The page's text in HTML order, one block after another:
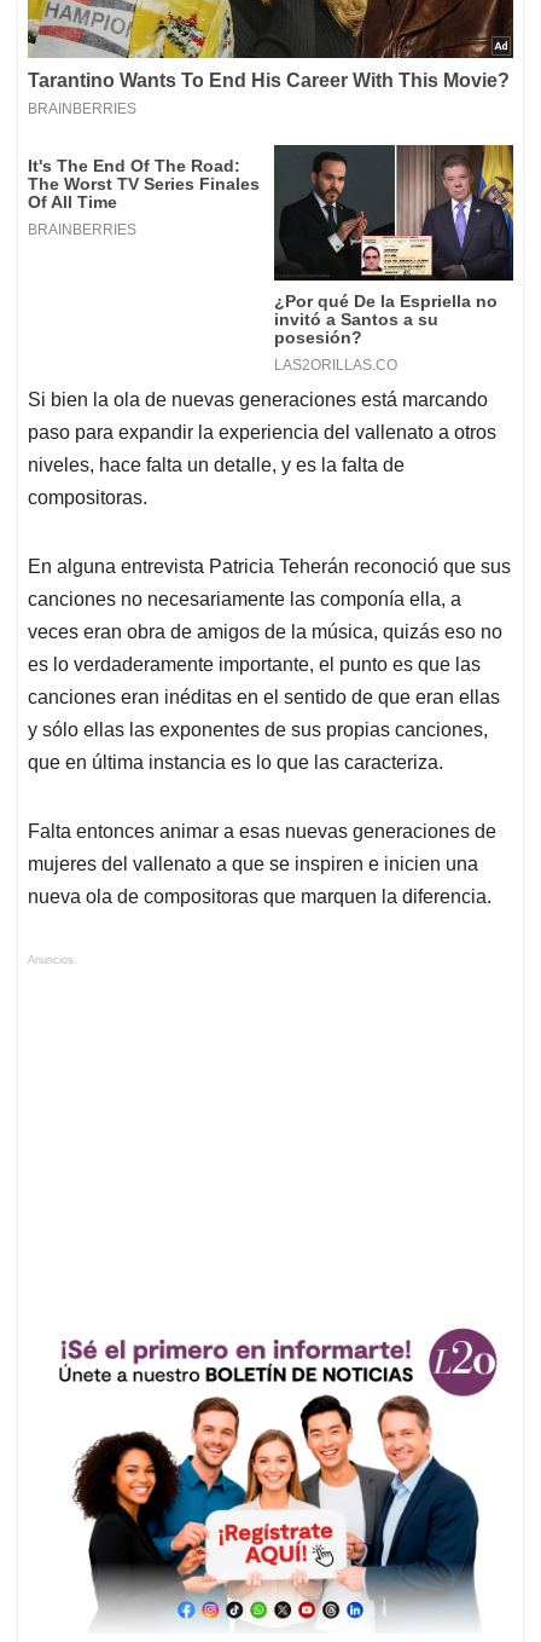
Si bien la ola de nuevas generaciones está marcando
paso para expandir la experiencia del vallenato a otros
niveles, hace falta un detalle, y es la falta de
compositoras.
En alguna entrevista Patricia Teherán reconoció que sus
canciones no necesariamente las componía ella, a
veces eran obra de amigos de la música, quizás eso no
es lo verdaderamente importante, el punto es que las
canciones eran inéditas en el sentido de que eran ellas
y sólo ellas las exponentes de sus propias canciones,
que en última instancia es lo que las caracteriza.
Falta entonces animar a esas nuevas generaciones de
mujeres del vallenato a que se inspiren e inicien una
nueva ola de compositoras que marquen la diferencia.
Anuncios.